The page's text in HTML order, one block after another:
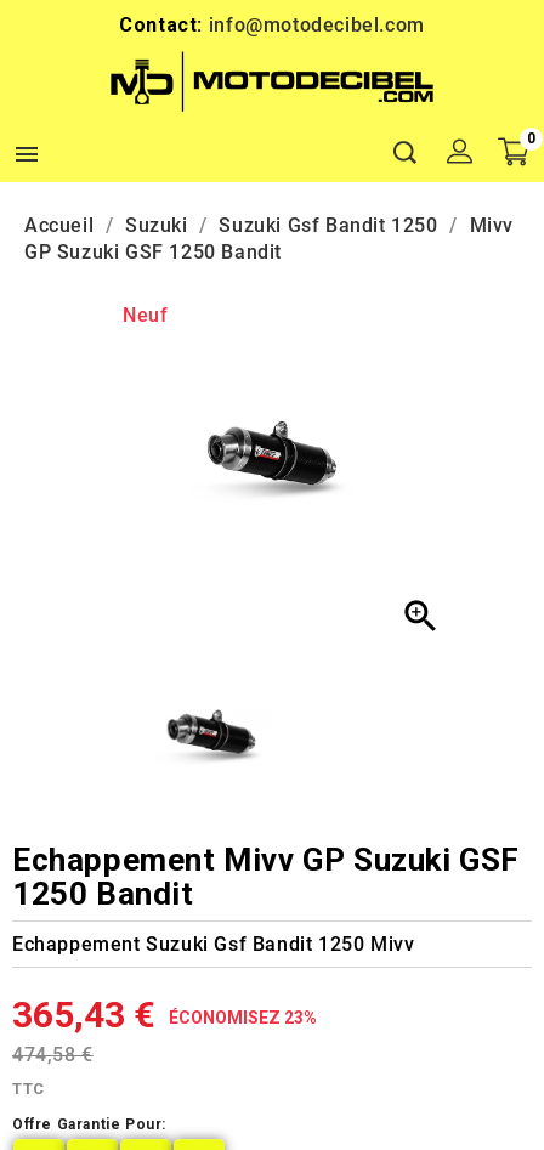
Contact: info@motodecibel.com

0
Accueil Suzuki Suzuki Gsf Bandit 1250
Mivv
GP Suzuki GSF 1250 Bandit
Neuf

Echappement Mivv GP Suzuki GSF
1250 Bandit
Echappement Suzuki Gsf Bandit 1250 Mivv
365,43 € ÉCONOMISEZ 23%
474,58 €
TTC
Offre Garantie Pour: